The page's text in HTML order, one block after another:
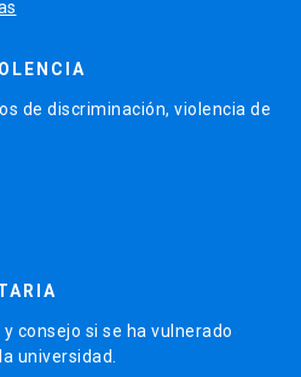
de discriminación, violencia de
consejo si se ha vulnerado
universidad.